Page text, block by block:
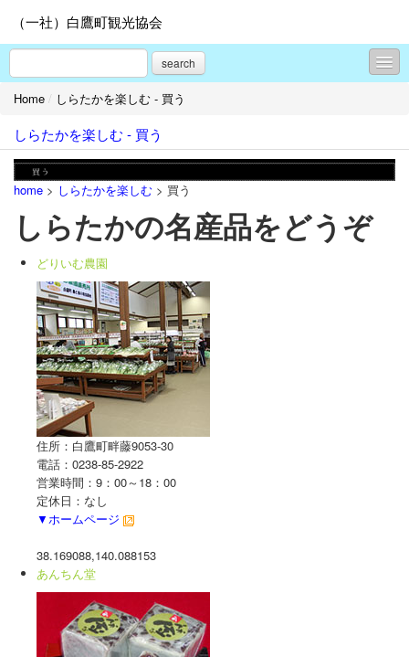
（一社）白鷹町観光協会
search
新着情報
旬の白鷹情報
春サクラ
秋はアユ
冬は隠れ蕎麦屋の里
モデルコース
しらたかを楽しむ - 見る
しらたかを楽しむ - 食べる
しらたかを楽しむ - 泊まる
しらたかを楽しむ - 買う
しらたかを楽しむ - 遊ぶ/体験する
紅花開花情報
特集 - さくらまつり, 新そばキャンペーン, 紅花まつり, 鮎まつり
■お知らせ
Home / しらたかを楽しむ - 買う
しらたかを楽しむ - 買う
home > しらたかを楽しむ > 買う
しらたかの名産品をどうぞ
どりいむ農園
住所：白鷹町畔藤9053-30
電話：0238-85-2922
営業時間：9：00～18：00
定休日：なし
▼ホームページ
38.169088,140.088153
あんちん堂